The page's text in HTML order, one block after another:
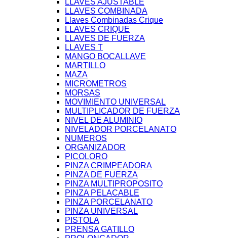
LLAVES AJUSTABLE
LLAVES COMBINADA
Llaves Combinadas Crique
LLAVES CRIQUE
LLAVES DE FUERZA
LLAVES T
MANGO BOCALLAVE
MARTILLO
MAZA
MICROMETROS
MORSAS
MOVIMIENTO UNIVERSAL
MULTIPLICADOR DE FUERZA
NIVEL DE ALUMINIO
NIVELADOR PORCELANATO
NUMEROS
ORGANIZADOR
PICOLORO
PINZA CRIMPEADORA
PINZA DE FUERZA
PINZA MULTIPROPOSITO
PINZA PELACABLE
PINZA PORCELANATO
PINZA UNIVERSAL
PISTOLA
PRENSA GATILLO